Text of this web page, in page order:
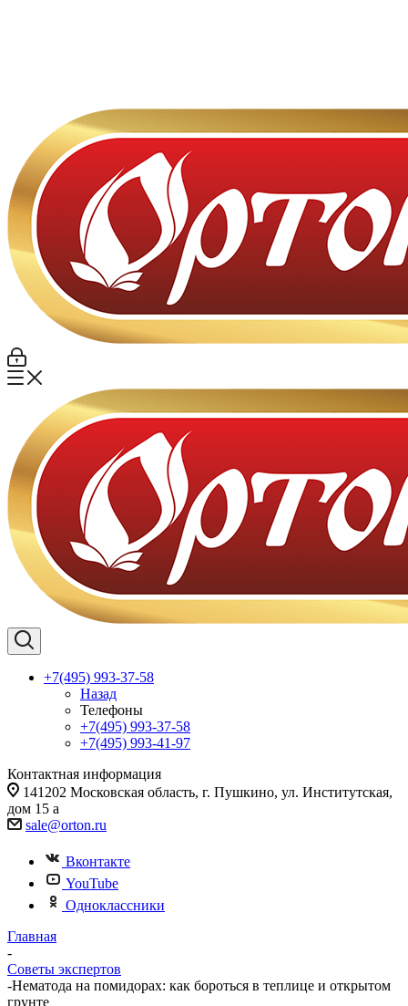
+7(495) 993-37-58
Назад
Телефоны
+7(495) 993-37-58
+7(495) 993-41-97
Контактная информация
141202 Московская область, г. Пушкино, ул. Институтская,
дом 15 а
sale@orton.ru
Вконтакте
YouTube
Одноклассники
Главная
-
Советы экспертов
-Нематода на помидорах: как бороться в теплице и открытом
грунте